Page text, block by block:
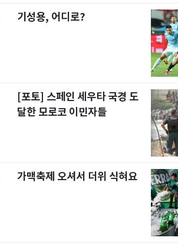
기성용, 어디로?
[포토] 스페인 세우타 국경 도
달한 모로코 이민자들
가맥축제 오셔서 더위 식혀요